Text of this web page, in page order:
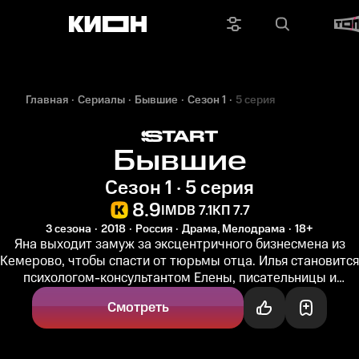
Главная Сериалы Бывшие Сезон 1 5 серия
Бывшие
Сезон 1 · 5 серия
8.9IMDB 7.1КП 7.7
3 сезона 2018 Россия Драма, Мелодрама 18+
Яна выходит замуж за эксцентричного бизнесмена из
Кемерово, чтобы спасти от тюрьмы отца. Илья становится
психологом-консультантом Елены, писательницы и
популярного коуча...
Смотреть